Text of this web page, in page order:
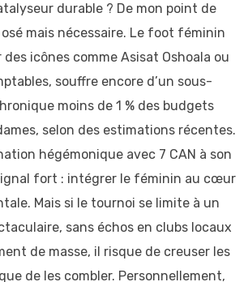
durable ? De mon point de
osé mais nécessaire. Le foot féminin
icônes comme Asisat Oshoala ou
souffre encore d’un sous-
moins de 1 % des budgets
selon des estimations récentes.
hégémonique avec 7 CAN à son
fort : intégrer le féminin au cœur
Mais si le tournoi se limite à un
sans échos en clubs locaux
de masse, il risque de creuser les
de les combler. Personnellement,